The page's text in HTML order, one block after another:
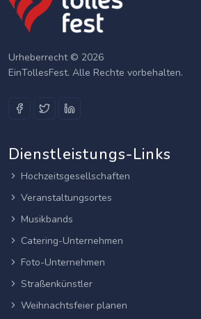
Urheberrecht © 2026
EinTollesFest. Alle Rechte vorbehalten.
Dienstleistungs-Links
Hochzeitsgesellschaften
Veranstaltungsortes
Musikbands
Catering-Unternehmen
Foto-Unternehmen
Straßenkünstler
Weihnachtsfeier planen